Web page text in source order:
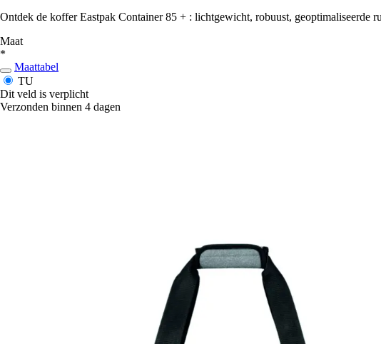
Ontdek de koffer Eastpak Container 85 + : lichtgewicht, robuust, geoptimaliseerde
Maat
*
Maattabel
TU
Dit veld is verplicht
Verzonden binnen 4 dagen